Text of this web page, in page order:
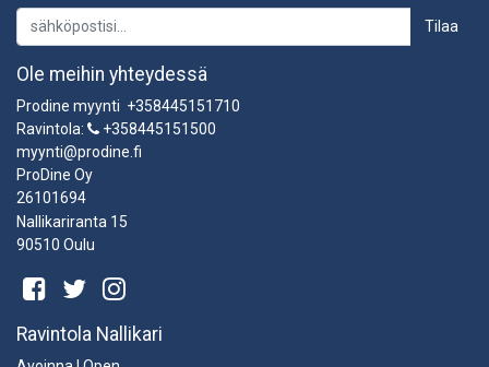
Tilaa
Ole meihin yhteydessä
Prodine myynti +358445151710
Ravintola:
+358445151500
myynti@prodine.fi
ProDine Oy
26101694
Nallikariranta 15
90510 Oulu
Ravintola Nallikari